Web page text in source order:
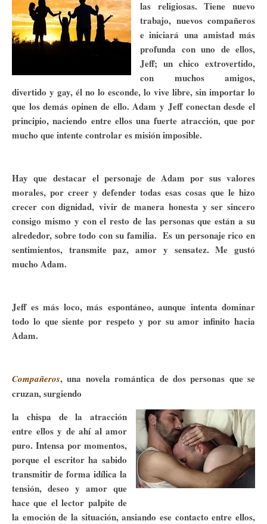
las religiosas. Tiene nuevo
trabajo, nuevos compañeros
e iniciará una amistad más
profunda con uno de ellos,
Jeff; un chico extrovertido,
con muchos amigos,
divertido y gay, él no lo esconde, lo vive libre, sin importar lo
que los demás opinen de ello. Adam y Jeff conectan desde el
principio, naciendo entre ellos una fuerte atracción, que por
mucho que intente controlar es misión imposible.
Hay que destacar el personaje de Adam por sus valores
morales, por creer y defender todas esas cosas que le hizo
crecer con dignidad, vivir de manera honesta y ser sincero
consigo mismo y con el resto de las personas que están a su
alrededor, sobre todo con su familia. Es un personaje rico en
sentimientos, transmite paz, amor y sensatez. Me gustó
mucho Adam.
Jeff es más loco, más espontáneo, aunque intenta dominar
todo lo que siente por respeto y por su amor infinito hacia
Adam.
Compañeros, una novela romántica de dos personas que se
cruzan, surgiendo
la chispa de la atracción
entre ellos y de ahí al amor
puro. Intensa por momentos,
porque el escritor ha sabido
transmitir de forma idílica la
tensión, deseo y amor que
hace que el lector palpite de
la emoción de la situación, ansiando ese contacto entre ellos,